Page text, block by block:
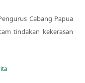
Cabang Papua
tindakan kekerasan